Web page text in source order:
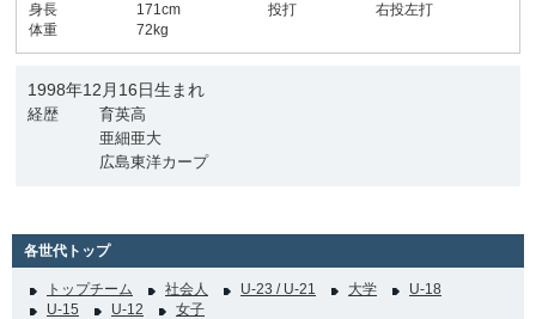
身長
171cm 投打
右投左打
体重
72kg
1998年12月16日生まれ
経歴
育英高
亜細亜大
広島東洋カープ
各世代トップ
トップチーム 社会人 U-23 / U-21 大学
U-18
U-15
U-12 女子